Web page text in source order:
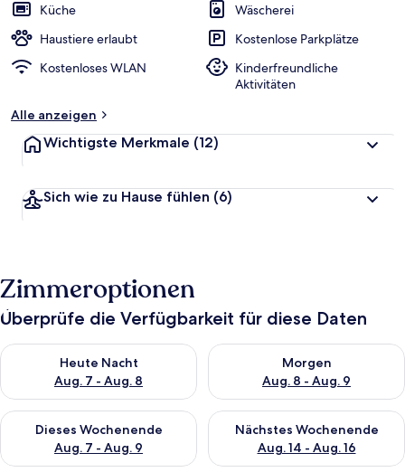
Küche
Wäscherei
Haustiere erlaubt
Kostenlose Parkplätze
Kostenloses WLAN
Kinderfreundliche
Aktivitäten
Alle anzeigen
Wichtigste Merkmale (12)
Sich wie zu Hause fühlen (6)
Zimmeroptionen
Überprüfe die Verfügbarkeit für diese Daten
Heute Nacht
Aug. 7 - Aug. 8
Überprüfe die Verfügbarkeit für heute Nacht, Aug. 7 - Aug. 8.
Morgen
Aug. 8 - Aug. 9
Überprüfe die Verfügbarkeit
Dieses Wochenende
Aug. 7 - Aug. 9
Überprüfe die Verfügbarkeit für dieses Wochenende, Aug. 7
Nächstes Wochenende
Aug. 14 - Aug. 16
Überprüfe die Verfügbarkeit